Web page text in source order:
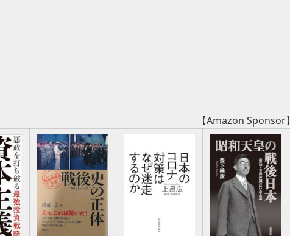
【Amazon Sponsor】